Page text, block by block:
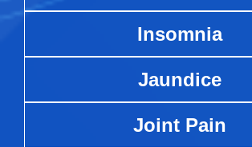
Insomnia
Jaundice
Joint Pain